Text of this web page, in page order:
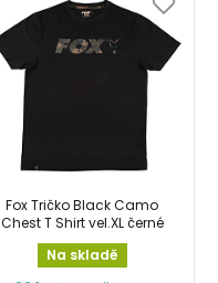
Fox Tričko Black Camo
Chest T Shirt vel.XL černé
Na skladě